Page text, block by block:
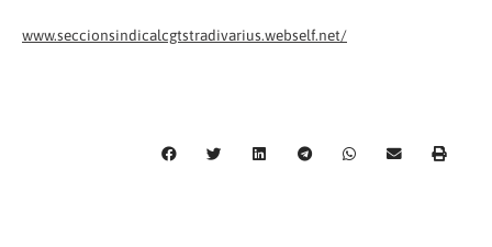
www.seccionsindicalcgtstradivarius.webself.net/